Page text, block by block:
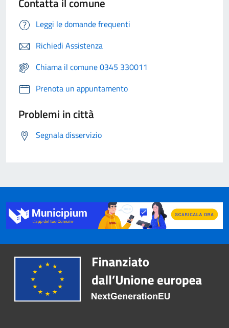
Leggi le domande frequenti
Richiedi Assistenza
Chiama il comune 0345 330011
Prenota un appuntamento
Problemi in città
Segnala disservizio